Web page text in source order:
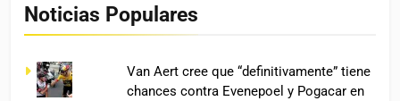
Noticias Populares
Van Aert cree que “definitivamente” tiene
chances contra Evenepoel y Pogacar en